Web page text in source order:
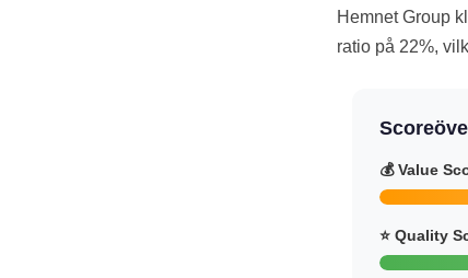
Hemnet Group
ratio på 22%,
💰 Value
⭐ Quality